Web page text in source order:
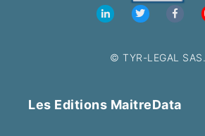
© TYR-LEGAL SAS.
Les Editions MaitreData